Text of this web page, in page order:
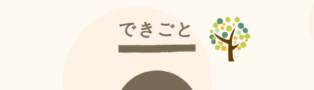
できごと